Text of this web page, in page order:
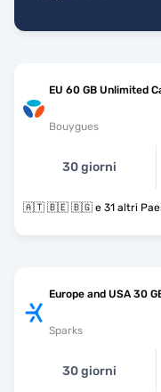
EU 60 GB Unlimited
Bouygues
30 giorni
🇦🇹 🇧🇪 🇧🇬 e 31 altri
Europe and USA 30
Sparks
30 giorni